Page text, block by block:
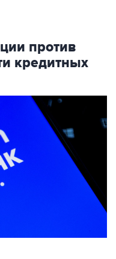
против
кредитных